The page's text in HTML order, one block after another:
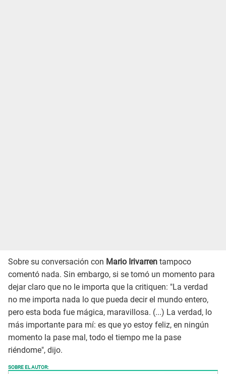
Sobre su conversación con Mario Irivarren tampoco
comentó nada. Sin embargo, si se tomó un momento para
dejar claro que no le importa que la critiquen: "La verdad
no me importa nada lo que pueda decir el mundo entero,
pero esta boda fue mágica, maravillosa. (...) La verdad, lo
más importante para mí: es que yo estoy feliz, en ningún
momento la pase mal, todo el tiempo me la pase
riéndome", dijo.
SOBRE EL AUTOR: